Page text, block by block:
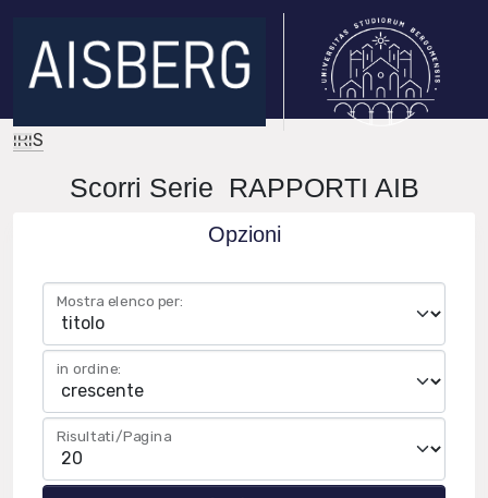
IRIS
Scorri Serie RAPPORTI AIB
Opzioni
Mostra elenco per:
in ordine:
Risultati/Pagina